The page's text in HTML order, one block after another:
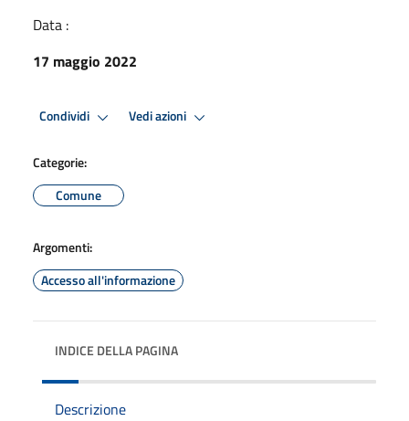
Data :
17 maggio 2022
Condividi Vedi azioni
Categorie:
Comune
Argomenti:
Accesso all'informazione
INDICE DELLA PAGINA
Descrizione